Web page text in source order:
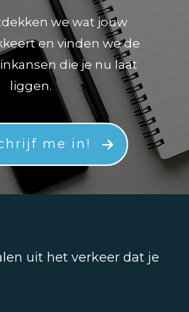
we wat jouw
en vinden we de
die je nu laat
liggen.
me in!
uit het verkeer dat je